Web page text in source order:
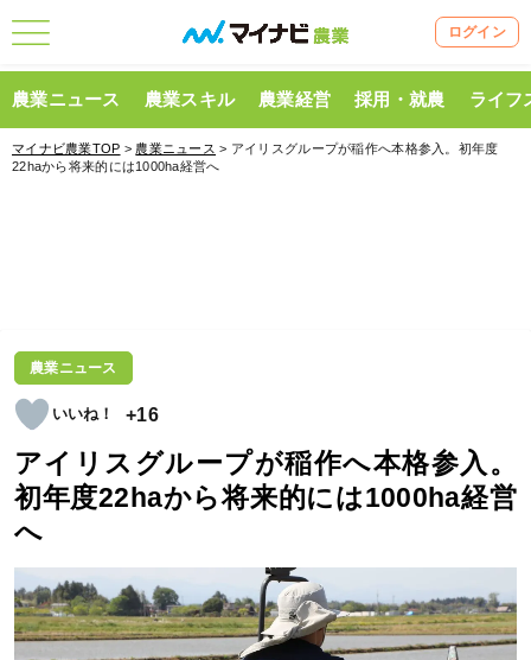
ログイン
農業ニュース 農業スキル 農業経営 採用・就農 ライフ
マイナビ農業TOP > 農業ニュース > アイリスグループが稲作へ本格参入。初年度
22haから将来的には1000ha経営へ
農業ニュース
+16
アイリスグループが稲作へ本格参入。
初年度22haから将来的には1000ha経営
へ